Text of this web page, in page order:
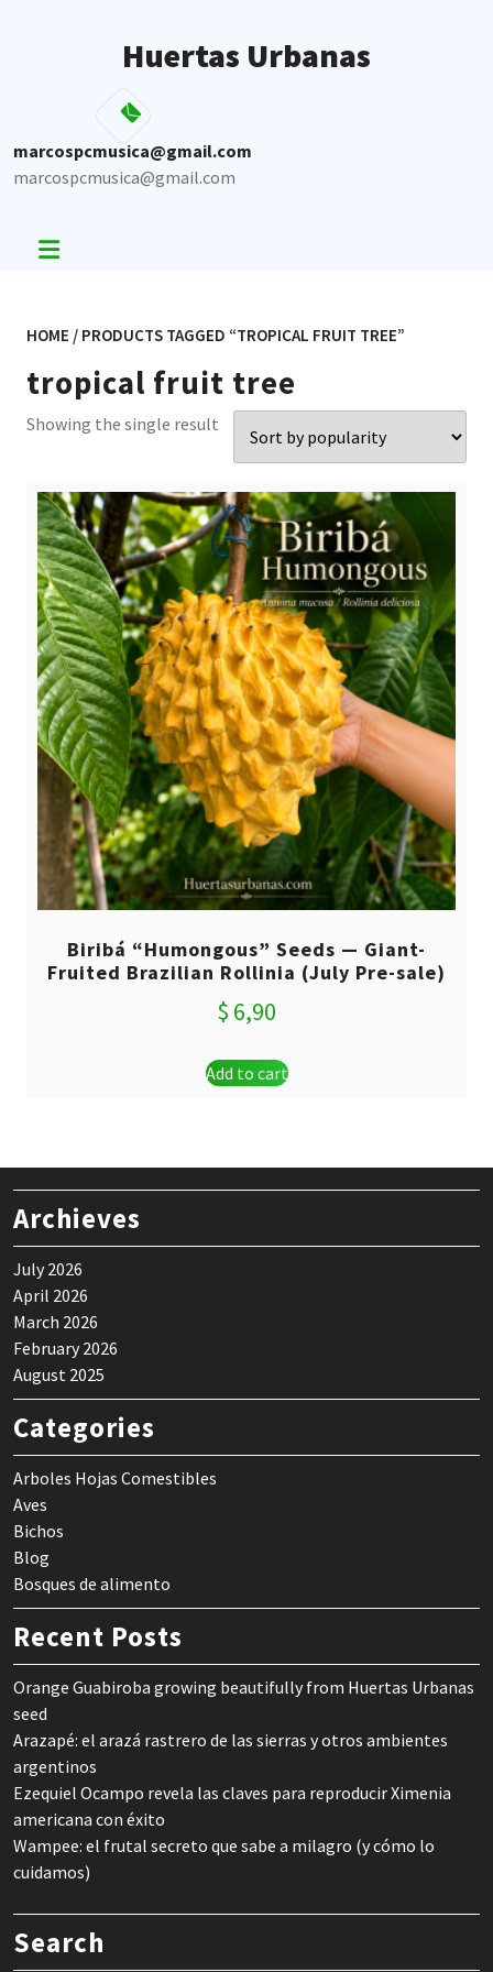
Huertas Urbanas
marcospcmusica@gmail.com
marcospcmusica@gmail.com
HOME / PRODUCTS TAGGED “TROPICAL FRUIT TREE”
tropical fruit tree
Showing the single result
Biribá “Humongous” Seeds — Giant-
Fruited Brazilian Rollinia (July Pre-sale)
$ 6,90
Add to cart
Archieves
July 2026
April 2026
March 2026
February 2026
August 2025
Categories
Arboles Hojas Comestibles
Aves
Bichos
Blog
Bosques de alimento
Recent Posts
Orange Guabiroba growing beautifully from Huertas Urbanas
seed
Arazapé: el arazá rastrero de las sierras y otros ambientes
argentinos
Ezequiel Ocampo revela las claves para reproducir Ximenia
americana con éxito
Wampee: el frutal secreto que sabe a milagro (y cómo lo
cuidamos)
Search